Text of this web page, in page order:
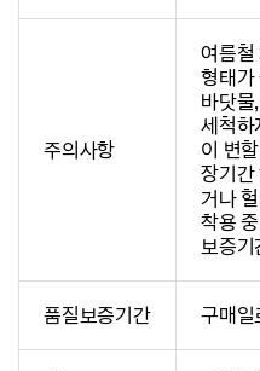
주의사항
여름철
형태가
바닷물
세척하
이 변
장기간
거나
착용
보증기
품질보증기간 구매일